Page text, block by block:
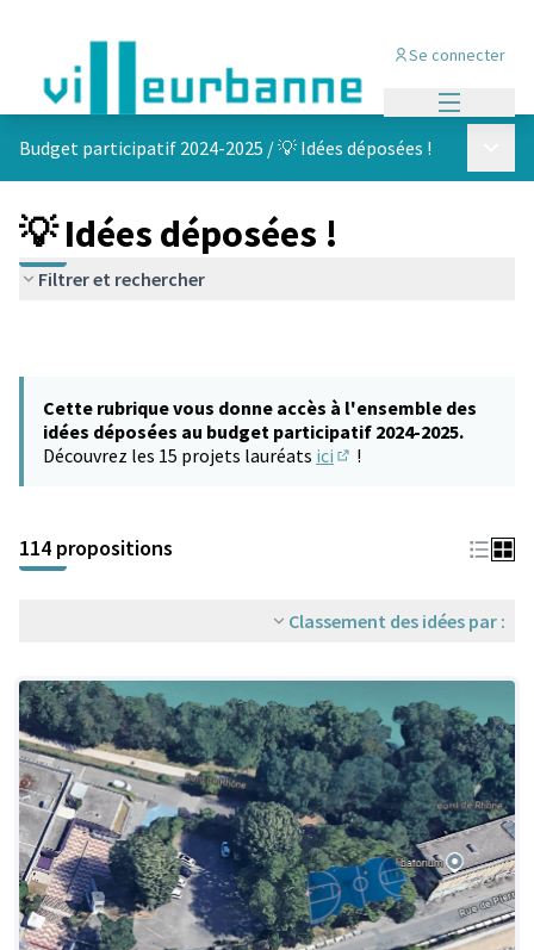
Se connecter
Budget participatif 2024-2025 /💡 Idées déposées !
💡 Idées déposées !
Filtrer et rechercher
Cette rubrique vous donne accès à l'ensemble des
idées déposées au budget participatif 2024-2025.
Découvrez les 15 projets lauréats ici !
114 propositions
Classement des idées par :